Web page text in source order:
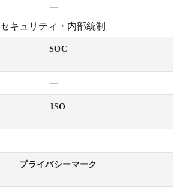
—
セキュリティ・内部統制
SOC
—
ISO
—
プライバシーマーク